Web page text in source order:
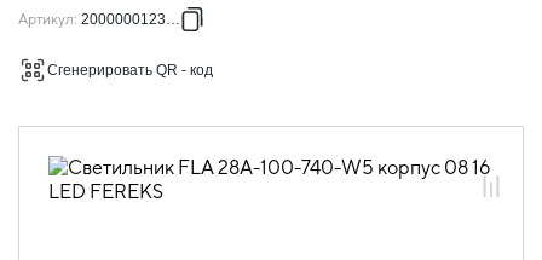
Светильники для наружного
Автомагистральное освещение
Артикул: 2000000123417
Сгенерировать QR - код